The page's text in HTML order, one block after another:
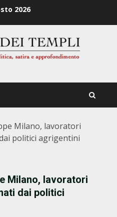
2026
Milano, lavoratori
politici agrigentini
Milano, lavoratori
dai politici